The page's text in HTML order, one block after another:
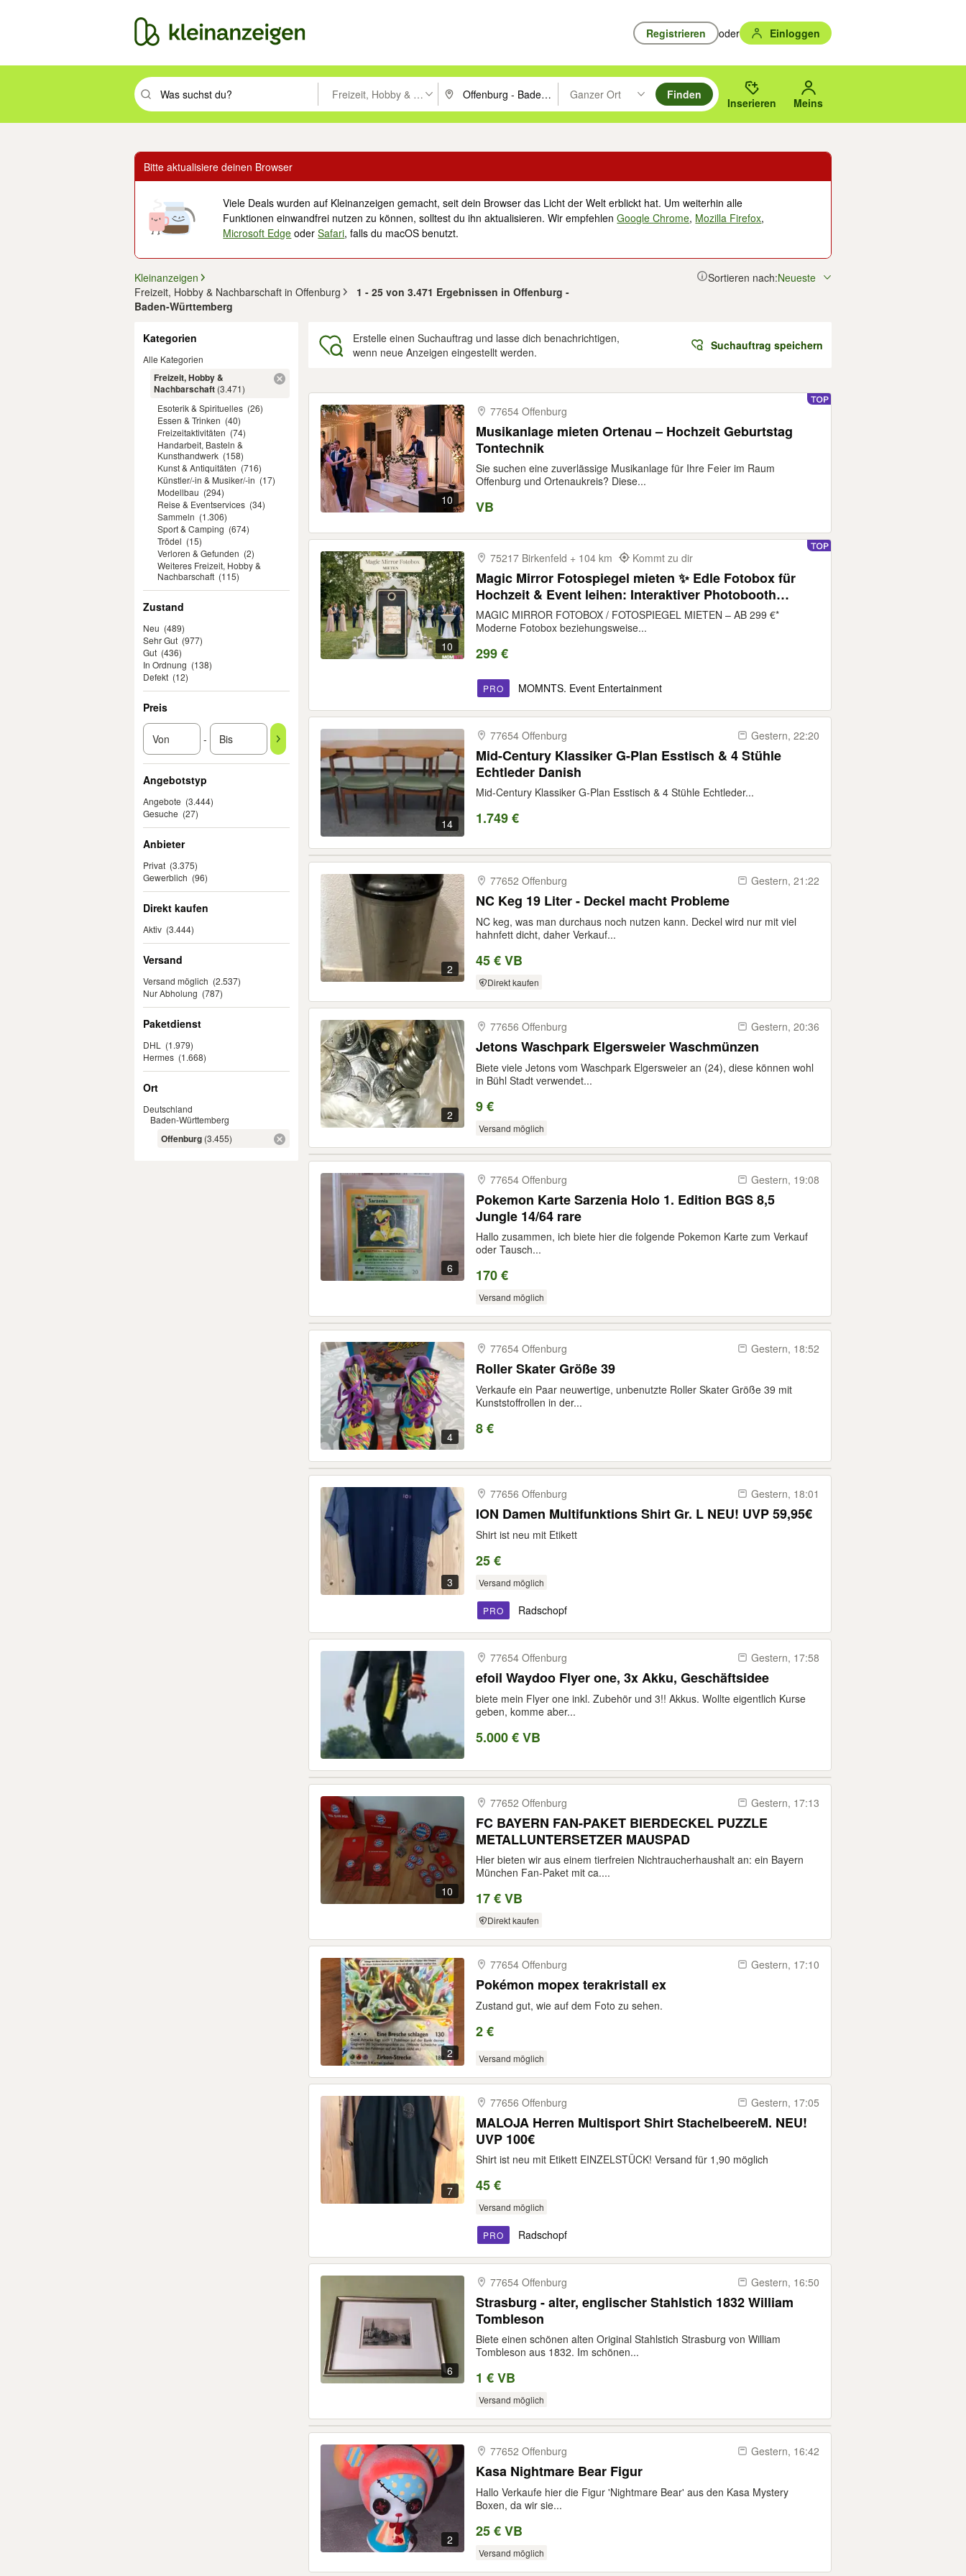
Registrieren oder Einloggen
Suchbegriff eingeben. Eingabetaste drücken um zu suchen, oder Vorschläge mit den Pfeiltasten nach oben/unten durchsuchen und mit Eingabetaste auswählen.
Freizeit, Hobby & NachbarschaftPLZ oder Ort eingeben. Eingabetaste drücken um zu suchen, oder Vorschläge mit den Pfeiltasten nach oben/
Ganzer Ort
Suche im Umkreis des gewählten Orts oder PLZ.
Finden
Inserieren Meins
Bitte aktualisiere deinen Browser
Viele Deals wurden auf Kleinanzeigen gemacht, seit dein Browser das Licht der Welt erblickt hat. Um weiterhin alle
Funktionen einwandfrei nutzen zu können, solltest du ihn aktualisieren. Wir empfehlenGoogle Chrome, Mozilla Firefox,
Microsoft Edge oderSafari, falls du macOS benutzt.
Kleinanzeigen
Freizeit, Hobby & Nachbarschaft in Offenburg
1 - 25 von 3.471 Ergebnissen in Offenburg -
Baden-Württemberg
Sortieren nach:Neueste
Kategorien
Alle Kategorien
Freizeit, Hobby &
Nachbarschaft (3.471)
Esoterik & Spirituelles (26)
Essen & Trinken (40)
Freizeitaktivitäten (74)
Handarbeit, Basteln &
Kunsthandwerk (158)
Kunst & Antiquitäten (716)
Künstler/-in & Musiker/-in (17)
Modellbau (294)
Reise & Eventservices (34)
Sammeln (1.306)
Sport & Camping (674)
Trödel (15)
Verloren & Gefunden (2)
Weiteres Freizeit, Hobby &
Nachbarschaft (115)
Zustand
Neu (489)
Sehr Gut (977)
Gut (436)
In Ordnung (138)
Defekt (12)
Preis
-
Angebotstyp
Angebote (3.444)
Gesuche (27)
Anbieter
Privat (3.375)
Gewerblich (96)
Direkt kaufen
Aktiv (3.444)
Versand
Versand möglich (2.537)
Nur Abholung (787)
Paketdienst
DHL
(1.979)
Hermes (1.668)
Ort
Deutschland
Baden-Württemberg
Offenburg (3.455)
Erstelle einen Suchauftrag und lasse dich benachrichtigen,
wenn neue Anzeigen eingestellt werden.
Suchauftrag speichern
10
77654 Offenburg
Musikanlage mieten Ortenau – Hochzeit Geburtstag
Tontechnik
Sie suchen eine zuverlässige Musikanlage für Ihre Feier im Raum
Offenburg und Ortenaukreis? Diese...
VB
10
75217 Birkenfeld + 104 km Kommt zu dir
Magic Mirror Fotospiegel mieten ✨ Edle Fotobox für
Hochzeit & Event leihen: Interaktiver Photobooth
Verleih inkl. Roter Teppich, VIP-Säulen & Requisiten –
Günstiger Einstieg & Sofortdruck zubuchbar
MAGIC MIRROR FOTOBOX / FOTOSPIEGEL MIETEN – AB 299 €*
Moderne Fotobox beziehungsweise...
299 €
PRO MOMNTS. Event Entertainment
14
77654 Offenburg Gestern, 22:20
Mid-Century Klassiker G-Plan Esstisch & 4 Stühle
Echtleder Danish
Mid-Century Klassiker G-Plan Esstisch & 4 Stühle Echtleder...
1.749 €
2
77652 Offenburg Gestern, 21:22
NC Keg 19 Liter - Deckel macht Probleme
NC keg, was man durchaus noch nutzen kann. Deckel wird nur mit viel
hahnfett dicht, daher Verkauf...
45 € VB
Direkt kaufen
2
77656 Offenburg Gestern, 20:36
Jetons Waschpark Elgersweier Waschmünzen
Biete viele Jetons vom Waschpark Elgersweier an (24), diese können wohl
in Bühl Stadt verwendet...
9 €
Versand möglich
6
77654 Offenburg Gestern, 19:08
Pokemon Karte Sarzenia Holo 1. Edition BGS 8,5
Jungle 14/64 rare
Hallo zusammen, ich biete hier die folgende Pokemon Karte zum Verkauf
oder Tausch...
170 €
Versand möglich
4
77654 Offenburg Gestern, 18:52
Roller Skater Größe 39
Verkaufe ein Paar neuwertige, unbenutzte Roller Skater Größe 39 mit
Kunststoffrollen in der...
8 €
3
77656 Offenburg Gestern, 18:01
ION Damen Multifunktions Shirt Gr. L NEU! UVP 59,95€
Shirt ist neu mit Etikett
25 €
Versand möglich
PRO Radschopf
77654 Offenburg Gestern, 17:58
efoil Waydoo Flyer one, 3x Akku, Geschäftsidee
biete mein Flyer one inkl. Zubehör und 3!! Akkus. Wollte eigentlich Kurse
geben, komme aber...
5.000 € VB
10
77652 Offenburg Gestern, 17:13
FC BAYERN FAN-PAKET BIERDECKEL PUZZLE
METALLUNTERSETZER MAUSPAD
Hier bieten wir aus einem tierfreien Nichtraucherhaushalt an: ein Bayern
München Fan-Paket mit ca....
17 € VB
Direkt kaufen
2
77654 Offenburg Gestern, 17:10
Pokémon mopex terakristall ex
Zustand gut, wie auf dem Foto zu sehen.
2 €
Versand möglich
7
77656 Offenburg Gestern, 17:05
MALOJA Herren Multisport Shirt StachelbeereM. NEU!
UVP 100€
Shirt ist neu mit Etikett EINZELSTÜCK! Versand für 1,90 möglich
45 €
Versand möglich
PRO Radschopf
6
77654 Offenburg Gestern, 16:50
Strasburg - alter, englischer Stahlstich 1832 William
Tombleson
Biete einen schönen alten Original Stahlstich Strasburg von William
Tombleson aus 1832. Im schönen...
1 € VB
Versand möglich
2
77652 Offenburg Gestern, 16:42
Kasa Nightmare Bear Figur
Hallo Verkaufe hier die Figur 'Nightmare Bear' aus den Kasa Mystery
Boxen, da wir sie...
25 € VB
Versand möglich